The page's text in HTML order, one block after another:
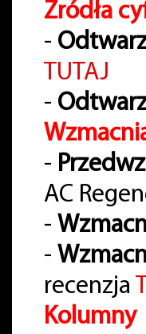
Źródła
-
TUTAJ
-
-
AC
-
-
recenzja
Kolumny